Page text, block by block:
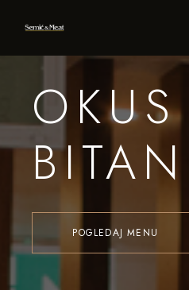
POGLEDAJ MENU